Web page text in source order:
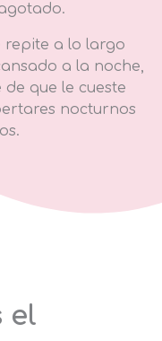
repite a lo largo
a la noche,
que le cueste
nocturnos
el